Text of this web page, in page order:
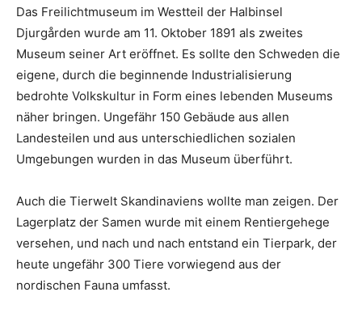
Das Freilichtmuseum im Westteil der Halbinsel
Djurgården wurde am 11. Oktober 1891 als zweites
Museum seiner Art eröffnet. Es sollte den Schweden die
eigene, durch die beginnende Industrialisierung
bedrohte Volkskultur in Form eines lebenden Museums
näher bringen. Ungefähr 150 Gebäude aus allen
Landesteilen und aus unterschiedlichen sozialen
Umgebungen wurden in das Museum überführt.
Auch die Tierwelt Skandinaviens wollte man zeigen. Der
Lagerplatz der Samen wurde mit einem Rentiergehege
versehen, und nach und nach entstand ein Tierpark, der
heute ungefähr 300 Tiere vorwiegend aus der
nordischen Fauna umfasst.